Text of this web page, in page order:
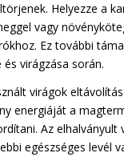
Helyezze a
vagy
Ez további
virágzása során.
virágok
energiáját a
Az elhalványult
egészséges levél